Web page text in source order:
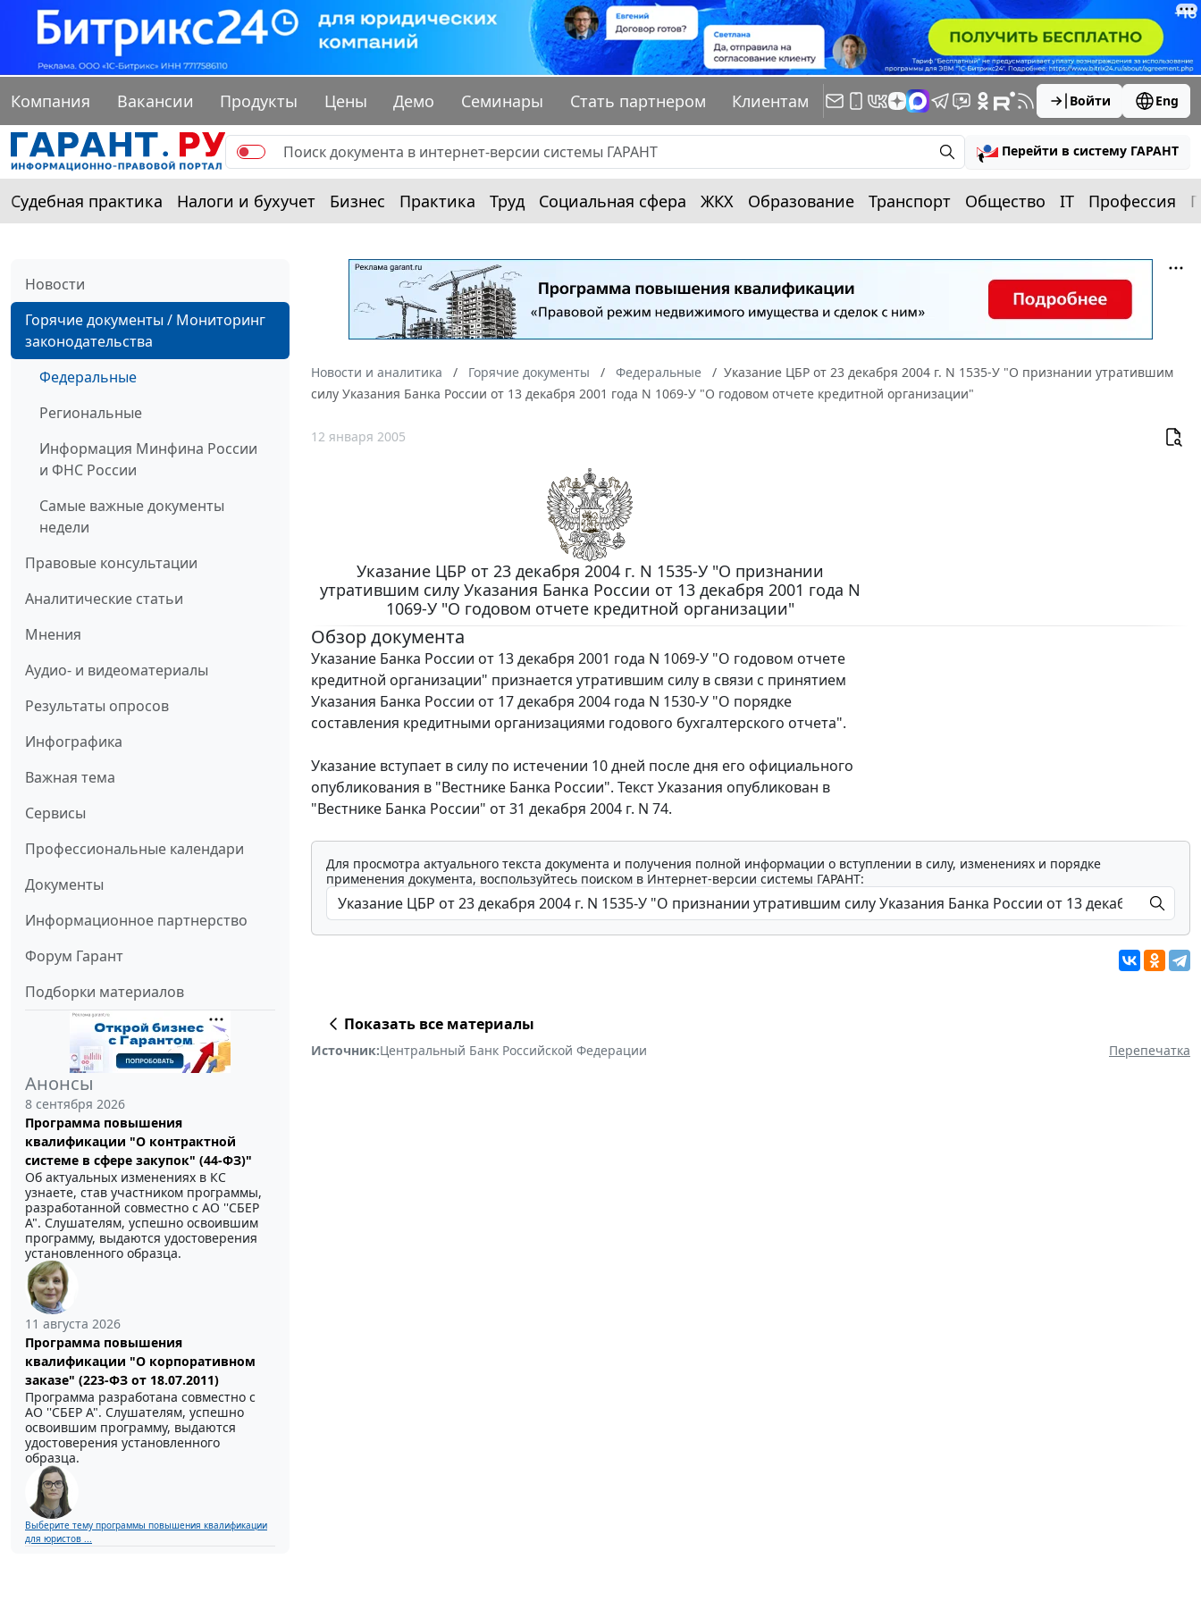
Компания Вакансии Продукты Цены Демо Семинары Стать партнером Клиентам Войти Eng
Перейти в систему ГАРАНТ
Судебная практика Налоги и бухучет Бизнес Практика Труд Социальная сфера ЖКХ Образование Транспорт Общество IT Профессия
Новости
Горячие документы / Мониторинг
законодательства
Федеральные
Региональные
Информация Минфина России
и ФНС России
Самые важные документы
недели
Правовые консультации
Аналитические статьи
Мнения
Аудио- и видеоматериалы
Результаты опросов
Инфографика
Важная тема
Сервисы
Профессиональные календари
Документы
Информационное партнерство
Форум Гарант
Подборки материалов
Анонсы
8 сентября 2026
Программа повышения
квалификации "О контрактной
системе в сфере закупок" (44-ФЗ)"
Об актуальных изменениях в КС
узнаете, став участником программы,
разработанной совместно с АО ''СБЕР
А". Слушателям, успешно освоившим
программу, выдаются удостоверения
установленного образца.
11 августа 2026
Программа повышения
квалификации "О корпоративном
заказе" (223-ФЗ от 18.07.2011)
Программа разработана совместно с
АО ''СБЕР А". Слушателям, успешно
освоившим программу, выдаются
удостоверения установленного
образца.
Выберите тему программы повышения квалификации
для юристов ...
Новости и аналитика Горячие документы Федеральные
Указание ЦБР от 23 декабря 2004 г. N 1535-У "О признании утратившим
силу Указания Банка России от 13 декабря 2001 года N 1069-У "О годовом отчете кредитной организации"
12 января 2005
Указание ЦБР от 23 декабря 2004 г. N 1535-У "О признании
утратившим силу Указания Банка России от 13 декабря 2001 года N
1069-У "О годовом отчете кредитной организации"
Обзор документа
Указание Банка России от 13 декабря 2001 года N 1069-У "О годовом отчете
кредитной организации" признается утратившим силу в связи с принятием
Указания Банка России от 17 декабря 2004 года N 1530-У "О порядке
составления кредитными организациями годового бухгалтерского отчета".
Указание вступает в силу по истечении 10 дней после дня его официального
опубликования в "Вестнике Банка России". Текст Указания опубликован в
"Вестнике Банка России" от 31 декабря 2004 г. N 74.
Для просмотра актуального текста документа и получения полной информации о вступлении в силу, изменениях и порядке
применения документа, воспользуйтесь поиском в Интернет-версии системы ГАРАНТ:
Показать все материалы
Источник:Центральный Банк Российской Федерации Перепечатка